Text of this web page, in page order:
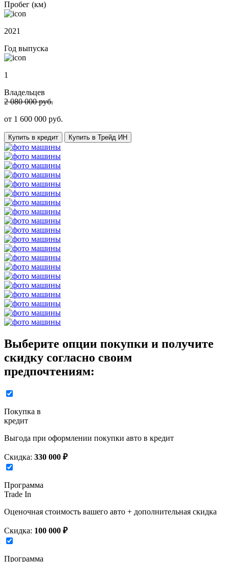
Пробег (км)
2021
Год выпуска
1
Владельцев
2 080 000 руб.
от 1 600 000 руб.
Купить в кредит Купить в Трейд ИН
Выберите опции покупки и получите
скидку согласно своим
предпочтениям:
Покупка в
кредит
Выгода при оформлении покупки авто в кредит
Скидка: 330 000 ₽
Программа
Trade In
Оценочная стоимость вашего авто + дополнительная скидка
Скидка: 100 000 ₽
Программа